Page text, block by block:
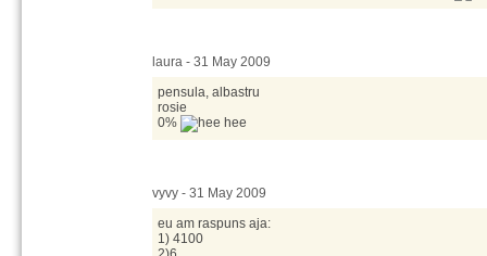
laura - 31 May 2009
pensula, albastru
rosie
0%
vyvy - 31 May 2009
eu am raspuns aja:
1) 4100